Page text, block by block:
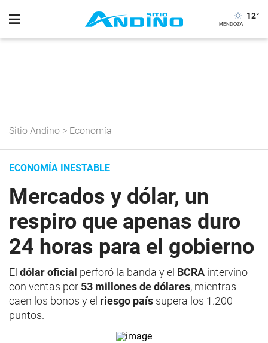
12°
Sitio Andino > Economía
ECONOMÍA INESTABLE
Mercados y dólar, un
respiro que apenas duro
24 horas para el gobierno
El dólar oficial perforó la banda y el BCRA intervino
con ventas por 53 millones de dólares, mientras
caen los bonos y el riesgo país supera los 1.200
puntos.